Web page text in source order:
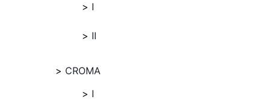
I
II
CROMA
I